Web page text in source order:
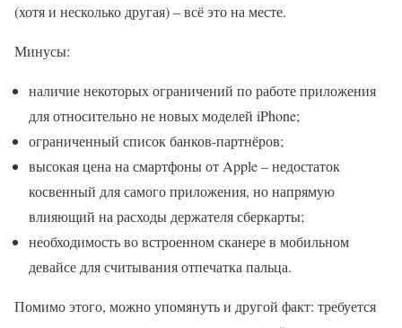
(хотя и несколько другая) – всё это на месте.
Минусы:
наличие некоторых ограничений по работе приложения
для относительно не новых моделей iPhone;
ограниченный список банков-партнёров;
высокая цена на смартфоны от Apple – недостаток
косвенный для самого приложения, но напрямую
влияющий на расходы держателя сберкарты;
необходимость во встроенном сканере в мобильном
девайсе для считывания отпечатка пальца.
Помимо этого, можно упомянуть и другой факт: требуется